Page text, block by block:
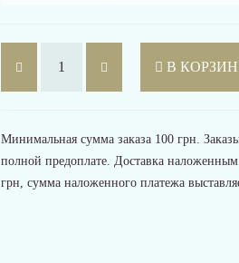
В
Минимальная сумма заказа 100 грн.
полной предоплате. Доставка
грн, сумма наложенного платежа